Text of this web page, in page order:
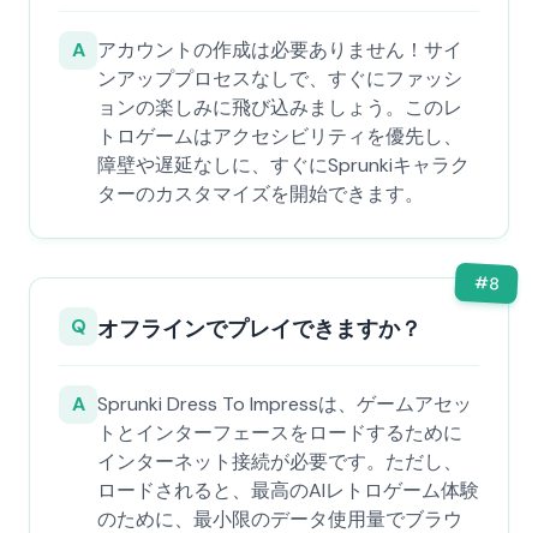
A アカウントの作成は必要ありません！サイ
ンアッププロセスなしで、すぐにファッシ
ョンの楽しみに飛び込みましょう。このレ
トロゲームはアクセシビリティを優先し、
障壁や遅延なしに、すぐにSprunkiキャラク
ターのカスタマイズを開始できます。
#8
Q オフラインでプレイできますか？
A Sprunki Dress To Impressは、ゲームアセッ
トとインターフェースをロードするために
インターネット接続が必要です。ただし、
ロードされると、最高のAIレトロゲーム体験
のために、最小限のデータ使用量でブラウ